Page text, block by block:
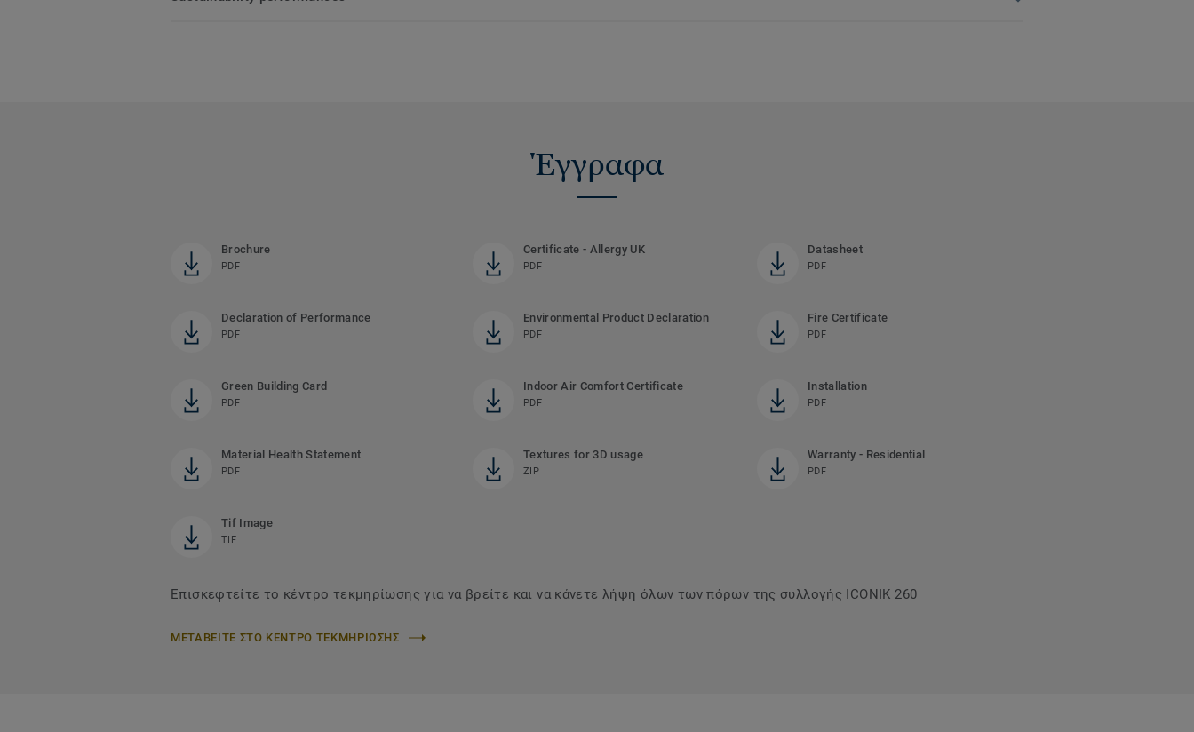
Έγγραφα
Brochure
PDF
Certificate - Allergy UK
PDF
Datasheet
PDF
Declaration of Performance
PDF
Environmental Product Declaration
PDF
Fire Certificate
PDF
Green Building Card
PDF
Indoor Air Comfort Certificate
PDF
Installation
PDF
Material Health Statement
PDF
Textures for 3D usage
ZIP
Warranty - Residential
PDF
Tif Image
TIF
Επισκεφτείτε το κέντρο τεκμηρίωσης για να βρείτε και να κάνετε λήψη όλων των πόρων της συλλογής ICONIK 260
ΜΕΤΑΒΕΙΤΕ ΣΤΟ ΚΕΝΤΡΟ ΤΕΚΜΗΡΙΩΣΗΣ